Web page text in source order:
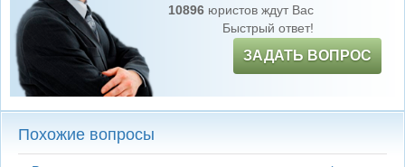
10896юристов ждут Вас
Быстрый ответ!
ЗАДАТЬ ВОПРОС
Похожие вопросы